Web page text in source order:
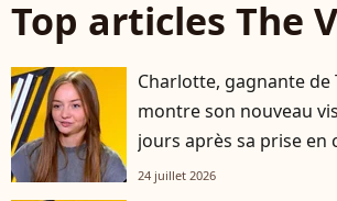
Top articles The
Charlotte, gagnante de
montre son nouveau
jours après sa prise en
24 juillet 2026